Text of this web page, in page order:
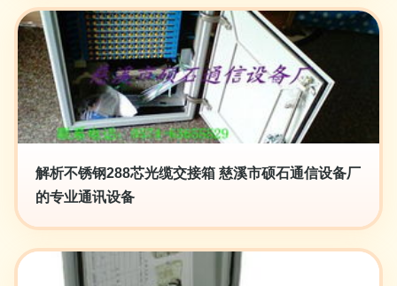
解析不锈钢288芯光缆交接箱 慈溪市硕石通信设备厂
的专业通讯设备